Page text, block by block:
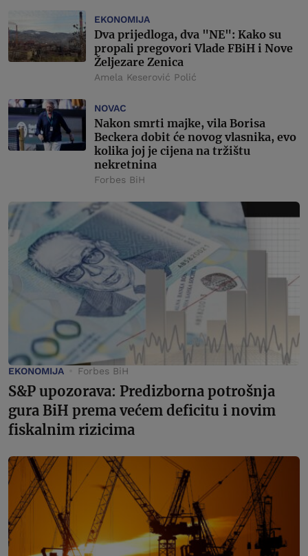
EKONOMIJA
Dva prijedloga, dva "NE": Kako su
propali pregovori Vlade FBiH i Nove
Željezare Zenica
Amela Keserović Polić
NOVAC
Nakon smrti majke, vila Borisa
Beckera dobit će novog vlasnika, evo
kolika joj je cijena na tržištu
nekretnina
Forbes BiH
EKONOMIJA Forbes BiH
S&P upozorava: Predizborna potrošnja
gura BiH prema većem deficitu i novim
fiskalnim rizicima